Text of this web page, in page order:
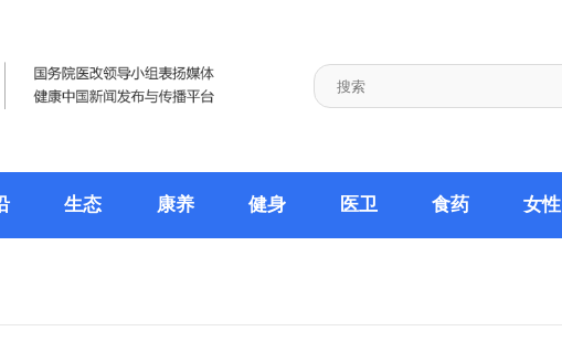
生态 康养 健身 医卫 食药 女性